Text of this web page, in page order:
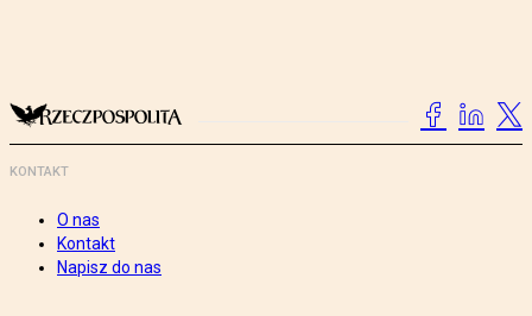
KONTAKT
O nas
Kontakt
Napisz do nas